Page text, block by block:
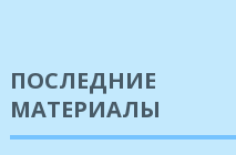
ПОСЛЕДНИЕ
МАТЕРИАЛЫ